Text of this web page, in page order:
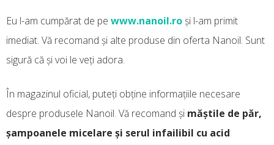
Eu l-am cumpărat de pe www.nanoil.roși l-am primit
imediat. Vă recomand și alte produse din oferta Nanoil. Sunt
sigură că și voi le veți adora.
În magazinul oficial, puteți obține informațiile necesare
despre produsele Nanoil. Vă recomand și măștile de păr,
șampoanele micelare și serul infailibil cu acid